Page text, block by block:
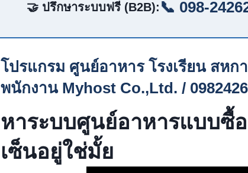
🤝 ปรึกษาระบบฟรี (B2B): 📞 098-
โปรแกรม ศูนย์อาหาร โรงเรียน สห
พนักงาน Myhost Co.,Ltd. /
หาระบบศูนย์อาหารแบบซื้
เซ็นอยู่ใช่มั้ย